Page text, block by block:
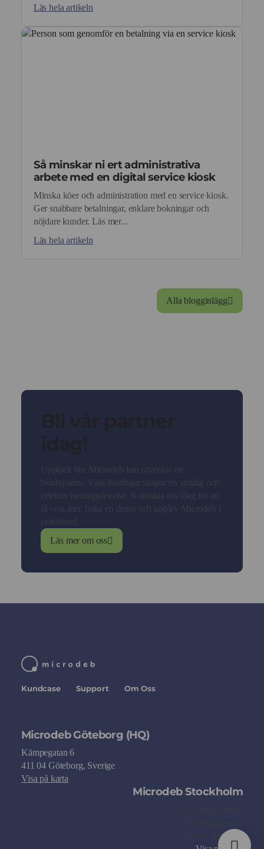
Läs hela artikeln
Så minskar ni ert administrativa
arbete med en digital service kiosk
Minska köer och administration med en service kiosk.
Ger snabbare betalningar, enklare bokningar och
nöjdare kunder. Läs mer...
Läs hela artikeln
Alla blogginlägg
Bli vår partner
idag!
Läs mer om oss
Kundcase Support Om Oss
Microdeb Göteborg (HQ)
Kämpegatan 6
411 04 Göteborg, Sverige
Visa på karta
Microdeb Stockholm
168 67 Bromma